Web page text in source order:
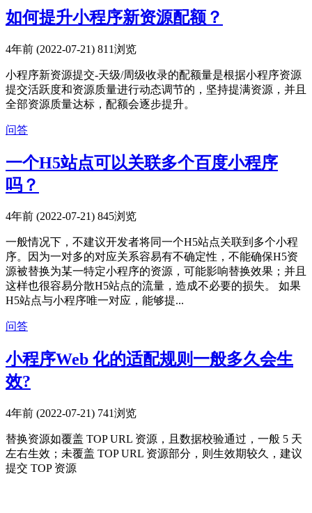
如何提升小程序新资源配额？
4年前 (2022-07-21) 811浏览
小程序新资源提交-天级/周级收录的配额量是根据小程序资源
提交活跃度和资源质量进行动态调节的，坚持提满资源，并且
全部资源质量达标，配额会逐步提升。
问答
一个H5站点可以关联多个百度小程序
吗？
4年前 (2022-07-21) 845浏览
一般情况下，不建议开发者将同一个H5站点关联到多个小程
序。因为一对多的对应关系容易有不确定性，不能确保H5资
源被替换为某一特定小程序的资源，可能影响替换效果；并且
这样也很容易分散H5站点的流量，造成不必要的损失。 如果
H5站点与小程序唯一对应，能够提...
问答
小程序Web 化的适配规则一般多久会生
效?
4年前 (2022-07-21) 741浏览
替换资源如覆盖 TOP URL 资源，且数据校验通过，一般 5 天
左右生效；未覆盖 TOP URL 资源部分，则生效期较久，建议
提交 TOP 资源